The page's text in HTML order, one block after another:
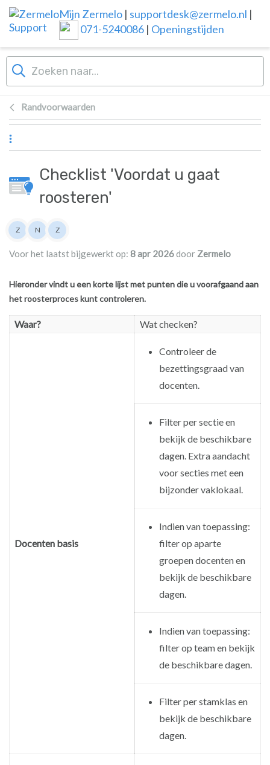
Overslaan naar hoofdinhoud
Mijn Zermelo | supportdesk@zermelo.nl |
071-5240086 | Openingstijden
Randvoorwaarden
Checklist 'Voordat u gaat
roosteren'
Lijst van auteurs
Z N Z
Voor het laatst bijgewerkt op: 8 apr 2026door Zermelo
Hieronder vindt u een korte lijst met punten die u voorafgaand aan
het roosterproces kunt controleren.
Waar? Wat checken?
Docenten basis
Controleer de
bezettingsgraad van
docenten.
Filter per sectie en
bekijk de beschikbare
dagen. Extra aandacht
voor secties met een
bijzonder vaklokaal.
Indien van toepassing:
filter op aparte
groepen docenten en
bekijk de beschikbare
dagen.
Indien van toepassing:
filter op team en bekijk
de beschikbare dagen.
Filter per stamklas en
bekijk de beschikbare
dagen.